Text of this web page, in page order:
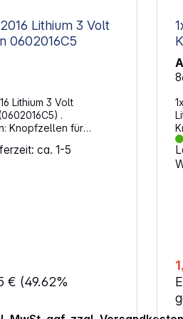
Lithium 3 Volt
Knopfzellen 0602016C5
Lithium 3 Volt
.
Haushaltswaagen
Batterien für
oder Hörgeräte.
KL2016, KECR2016,
FA, SB-T11, 208-202,
L10, L-F1/4V, EA-
ca. 1-5
€ (49.62%